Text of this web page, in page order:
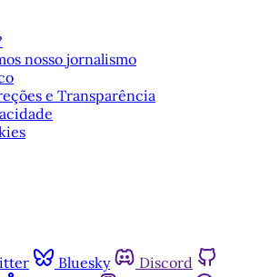
nosso jornalismo
e Transparência
Bluesky
Discord